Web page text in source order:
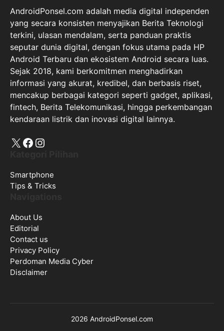
AndroidPonsel.com adalah media digital independen
yang secara konsisten menyajikan Berita Teknologi
terkini, ulasan mendalam, serta panduan praktis
seputar dunia digital, dengan fokus utama pada HP
Android Terbaru dan ekosistem Android secara luas.
Sejak 2018, kami berkomitmen menghadirkan
informasi yang akurat, kredibel, dan berbasis riset,
mencakup berbagai kategori seperti gadget, aplikasi,
fintech, Berita Telekomunikasi, hingga perkembangan
kendaraan listrik dan inovasi digital lainnya.
X Facebook
Instagram
Smartphone
Tips & Tricks
About Us
Editorial
Contact us
Privacy Policy
Perdoman Media Cyber
Disclaimer
2026 AndroidPonsel.com